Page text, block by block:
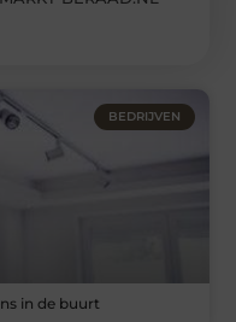
BEDRIJVEN
in de buurt